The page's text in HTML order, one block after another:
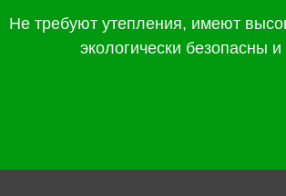
Не требуют утепления, имеют
экологически безопасны